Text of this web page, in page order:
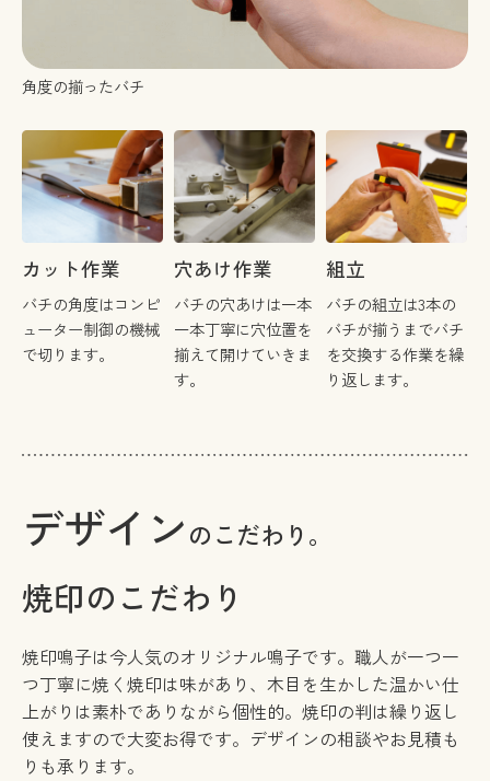
角度の揃ったバチ
カット作業
バチの角度はコンピ
ューター制御の機械
で切ります。
穴あけ作業
バチの穴あけは一本
一本丁寧に穴位置を
揃えて開けていきま
す。
組立
バチの組立は3本の
バチが揃うまでバチ
を交換する作業を繰
り返します。
デザインのこだわり。
焼印のこだわり
焼印鳴子は今人気のオリジナル鳴子です。職人が一つ一
つ丁寧に焼く焼印は味があり、木目を生かした温かい仕
上がりは素朴でありながら個性的。焼印の判は繰り返し
使えますので大変お得です。デザインの相談やお見積も
りも承ります。